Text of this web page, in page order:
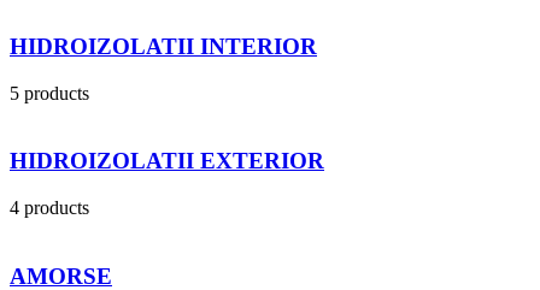
HIDROIZOLATII INTERIOR
5 products
HIDROIZOLATII EXTERIOR
4 products
AMORSE